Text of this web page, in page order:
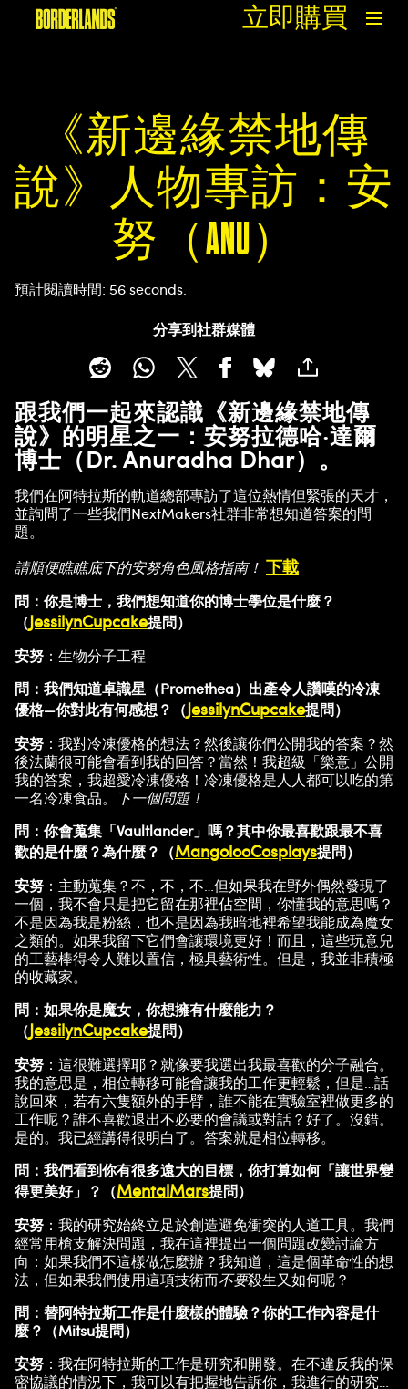
立即購買
《新邊緣禁地傳
說》人物專訪：安
努（ANU）
預計閱讀時間 56 seconds
分享到社群媒體
跟我們一起來認識《新邊緣禁地傳
說》的明星之一：安努拉德哈·達爾
博士（Dr. Anuradha Dhar）。
我們在阿特拉斯的軌道總部專訪了這位熱情但緊張的天才，
並詢問了一些我們NextMakers社群非常想知道答案的問
題。
請順便瞧瞧底下的安努角色風格指南！ 下載
問：你是博士，我們想知道你的博士學位是什麼？
（JessilynCupcake提問）
安努 ：生物分子工程
問：我們知道卓識星（Promethea）出產令人讚嘆的冷凍
優格—你對此有何感想？（JessilynCupcake提問）
安努 ：我對冷凍優格的想法？然後讓你們公開我的答案？然
後法蘭很可能會看到我的回答？當然！我超級「樂意」公開
我的答案，我超愛冷凍優格！冷凍優格是人人都可以吃的第
一名冷凍食品。
下一個問題！
問：你會蒐集「Vaultlander」嗎？其中你最喜歡跟最不喜
歡的是什麼？為什麼？（MangolooCosplays提問）
安努 ：主動蒐集？不，不，不…但如果我在野外偶然發現了
一個，我不會只是把它留在那裡佔空間，你懂我的意思嗎？
不是因為我是粉絲，也不是因為我暗地裡希望我能成為魔女
之類的。如果我留下它們會讓環境更好！而且，這些玩意兒
的工藝棒得令人難以置信，極具藝術性。但是，我並非積極
的收藏家。
問：如果你是魔女，你想擁有什麼能力？
（JessilynCupcake提問）
安努 ：這很難選擇耶？就像要我選出我最喜歡的分子融合。
我的意思是，相位轉移可能會讓我的工作更輕鬆，但是…話
說回來，若有六隻額外的手臂，誰不能在實驗室裡做更多的
工作呢？誰不喜歡退出不必要的會議或對話？好了。沒錯。
是的。我已經講得很明白了。答案就是相位轉移。
問：我們看到你有很多遠大的目標，你打算如何「讓世界變
得更美好」？（MentalMars提問）
安努 ：我的研究始終立足於創造避免衝突的人道工具。我們
經常用槍支解決問題，我在這裡提出一個問題改變討論方
向：如果我們不這樣做怎麼辦？我知道，這是個革命性的想
法，但如果我們使用這項技術而不要殺生又如何呢？
問：替阿特拉斯工作是什麼樣的體驗？你的工作內容是什
麼？（Mitsu提問）
安努 ：我在阿特拉斯的工作是研究和開發。在不違反我的保
密協議的情況下，我可以有把握地告訴你，我進行的研究…